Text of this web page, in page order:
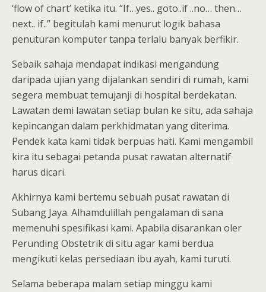
‘flow of chart’ ketika itu. “If…yes.. goto..if ..no… then…
next.. if..” begitulah kami menurut logik bahasa
penuturan komputer tanpa terlalu banyak berfikir.
Sebaik sahaja mendapat indikasi mengandung
daripada ujian yang dijalankan sendiri di rumah, kami
segera membuat temujanji di hospital berdekatan.
Lawatan demi lawatan setiap bulan ke situ, ada sahaja
kepincangan dalam perkhidmatan yang diterima.
Pendek kata kami tidak berpuas hati. Kami mengambil
kira itu sebagai petanda pusat rawatan alternatif
harus dicari.
Akhirnya kami bertemu sebuah pusat rawatan di
Subang Jaya. Alhamdulillah pengalaman di sana
memenuhi spesifikasi kami. Apabila disarankan oler
Perunding Obstetrik di situ agar kami berdua
mengikuti kelas persediaan ibu ayah, kami turuti.
Selama beberapa malam setiap minggu kami